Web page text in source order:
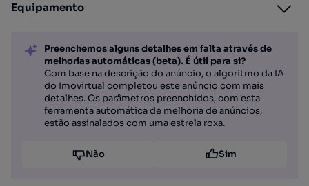
Equipamento
Preenchemos alguns detalhes em falta através de
melhorias automáticas (beta). É útil para si?
Com base na descrição do anúncio, o algoritmo da IA
do Imovirtual completou este anúncio com mais
detalhes. Os parâmetros preenchidos, com esta
ferramenta automática de melhoria de anúncios,
estão assinalados com uma estrela roxa.
Não Sim